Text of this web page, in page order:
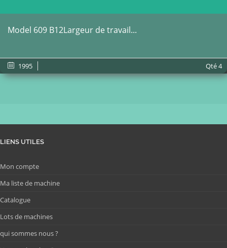
Model 609 B12Largeur de travail...
1995 Qté4
LIENS UTILES
Mon compte
Ma liste de machine
Catalogue
Lots de machines
qui sommes nous ?